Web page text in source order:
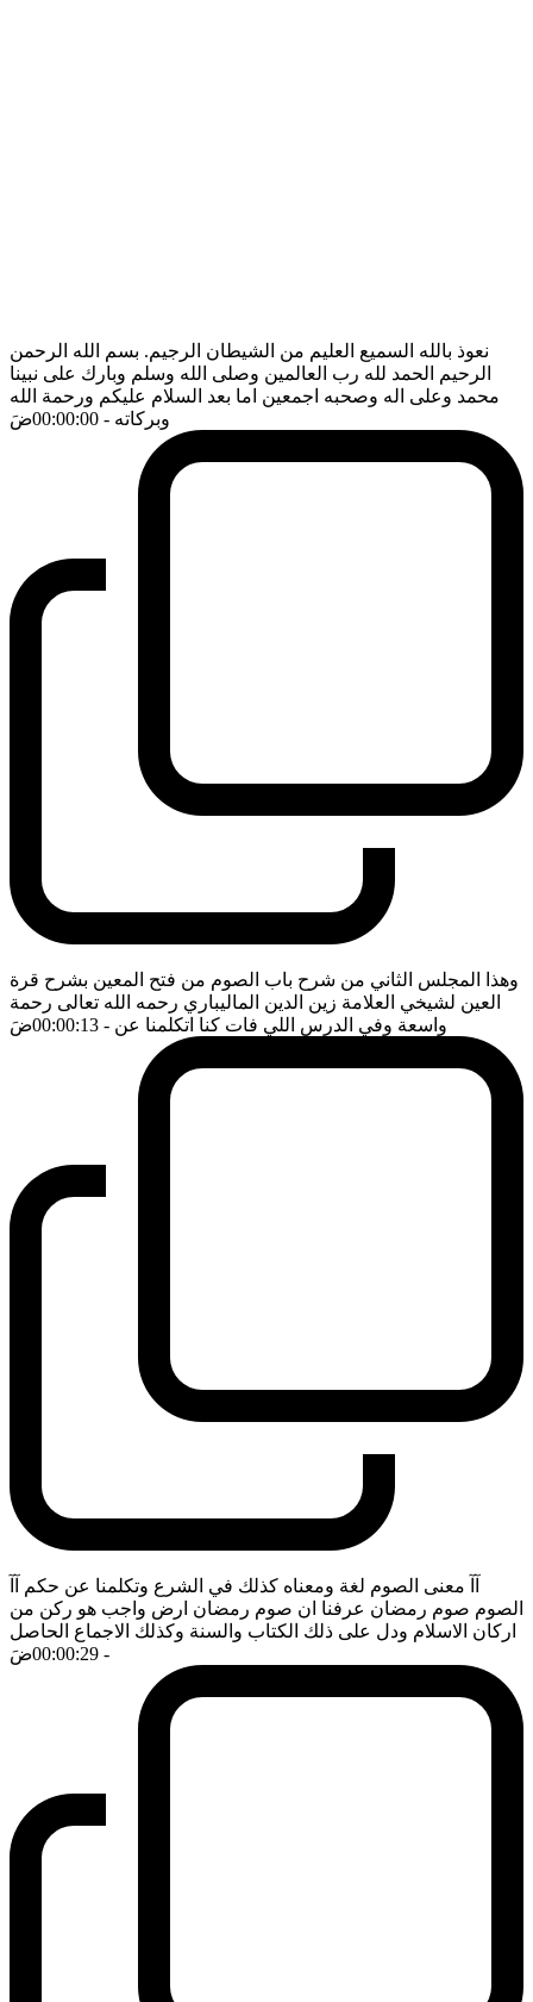
نعوذ بالله السميع العليم من الشيطان الرجيم. بسم الله الرحمن
الرحيم الحمد لله رب العالمين وصلى الله وسلم وبارك على نبينا
محمد وعلى اله وصحبه اجمعين اما بعد السلام عليكم ورحمة الله
وبركاته - 00:00:00 ضَ
وهذا المجلس الثاني من شرح باب الصوم من فتح المعين بشرح قرة
العين لشيخي العلامة زين الدين الماليباري رحمه الله تعالى رحمة
واسعة وفي الدرس اللي فات كنا اتكلمنا عن - 00:00:13 ضَ
آآ معنى الصوم لغة ومعناه كذلك في الشرع وتكلمنا عن حكم آآ
الصوم صوم رمضان عرفنا ان صوم رمضان ارض واجب هو ركن من
اركان الاسلام ودل على ذلك الكتاب والسنة وكذلك الاجماع الحاصل
- 00:00:29
ضَ